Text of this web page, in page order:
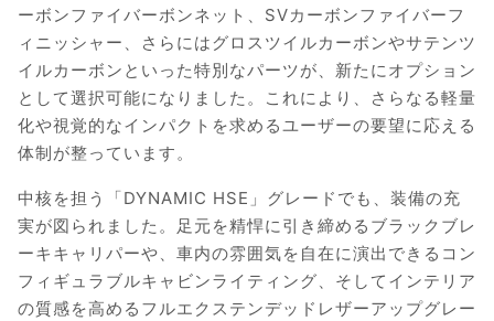
ーボンファイバーボンネット、SVカーボンファイバーフ
ィニッシャー、さらにはグロスツイルカーボンやサテンツ
イルカーボンといった特別なパーツが、新たにオプション
として選択可能になりました。これにより、さらなる軽量
化や視覚的なインパクトを求めるユーザーの要望に応える
体制が整っています。
中核を担う「DYNAMIC HSE」グレードでも、装備の充
実が図られました。足元を精悍に引き締めるブラックブレ
ーキキャリパーや、車内の雰囲気を自在に演出できるコン
フィギュラブルキャビンライティング、そしてインテリア
の質感を高めるフルエクステンデッドレザーアップグレー